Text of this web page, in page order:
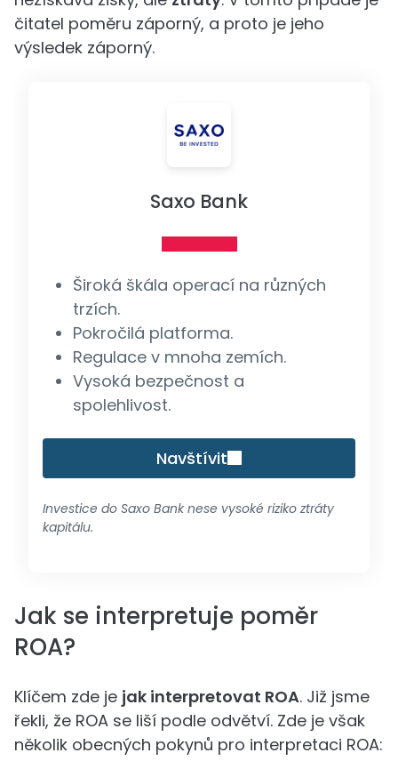
čitatel poměru záporný, a proto je jeho
výsledek záporný.
Saxo Bank
Široká škála operací na různých
trzích.
Pokročilá platforma.
Regulace v mnoha zemích.
Vysoká bezpečnost a
spolehlivost.
Navštívit
Investice do Saxo Bank nese vysoké riziko ztráty
kapitálu.
Jak se interpretuje poměr
ROA?
Klíčem zde je jak interpretovat ROA. Již jsme
řekli, že ROA se liší podle odvětví. Zde je však
několik obecných pokynů pro interpretaci ROA: